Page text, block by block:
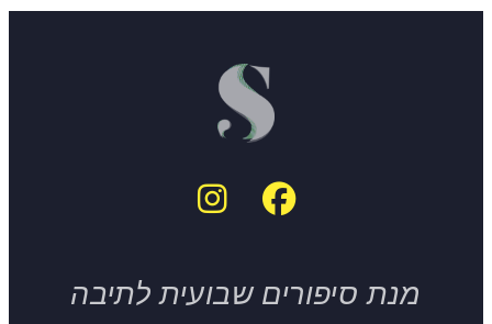
מנת סיפורים שבועית לתיבה